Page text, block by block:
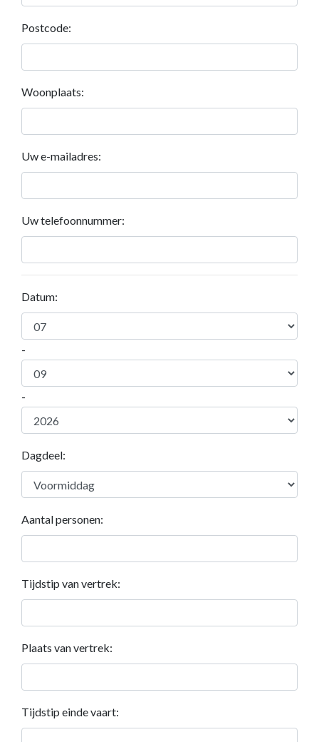
Postcode:
Woonplaats:
Uw e-mailadres:
Uw telefoonnummer:
Datum:
-
-
Dagdeel:
Aantal personen:
Tijdstip van vertrek:
Plaats van vertrek:
Tijdstip einde vaart: